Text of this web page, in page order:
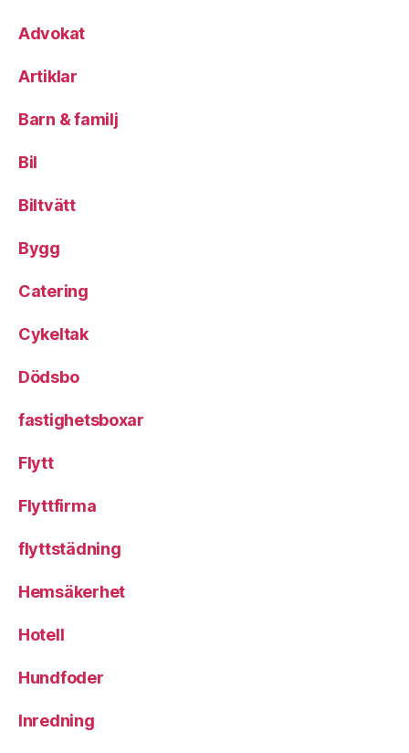
Advokat
Artiklar
Barn & familj
Bil
Biltvätt
Bygg
Catering
Cykeltak
Dödsbo
fastighetsboxar
Flytt
Flyttfirma
flyttstädning
Hemsäkerhet
Hotell
Hundfoder
Inredning